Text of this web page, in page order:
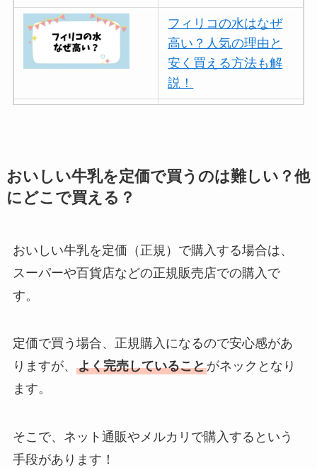
フィリコの水はなぜ
高い？人気の理由と
安く買える方法も解
説！
を紹介！
気？安く買う方法も
解説！
理由は？3つの理由と
口コミ・評判を紹
介！
人気の理由と安く買
える方法も解説！
おいしい牛乳を定価で買うのは難しい？他
にどこで買える？
おいしい牛乳を定価（正規）で購入する場合は、
スーパーや百貨店などの正規販売店での購入で
す。
定価で買う場合、正規購入になるので安心感があ
りますが、 よく完売していることがネックとなり
ます。
そこで、ネット通販やメルカリで購入するという
手段があります！